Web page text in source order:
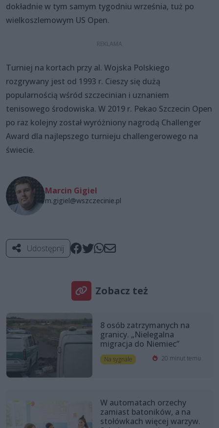
dokładnie w tym samym tygodniu września, tuż po
wielkoszlemowym US Open.
Turniej na kortach przy al. Wojska Polskiego
rozgrywany jest od 1993 r. Cieszy się dużą
popularnością wśród szczecinian i uznaniem
tenisowego środowiska. W 2019 r. Pekao Szczecin Open
po raz kolejny został wyróżniony nagrodą Challenger
Award dla najlepszego turnieju challengerowego na
świecie.
Marcin Gigiel
m.gigiel@wszczecinie.pl
Udostępnij
Zobacz też
8 osób zatrzymanych na
granicy. „Nielegalna
migracja do Niemiec”
Na sygnale 20 minut temu
W automatach orzechy
zamiast batoników, a na
stołówkach więcej warzyw.